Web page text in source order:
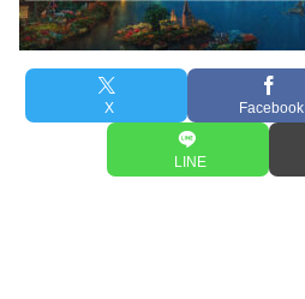
X Facebook
LINE